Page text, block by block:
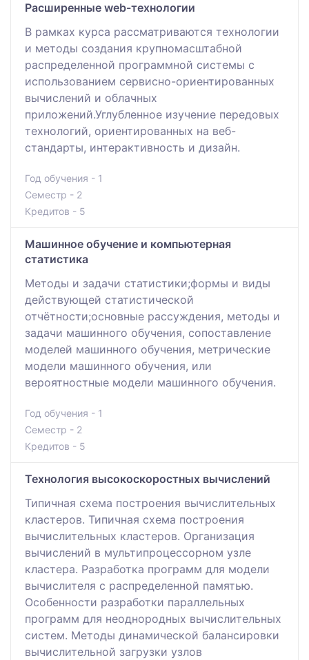
Расширенные web-технологии
В рамках курса рассматриваются технологии
и методы создания крупномасштабной
распределенной программной системы с
использованием сервисно-ориентированных
вычислений и облачных
приложений.Углубленное изучение передовых
технологий, ориентированных на веб-
стандарты, интерактивность и дизайн.
Год обучения - 1
Семестр - 2
Кредитов - 5
Машинное обучение и компьютерная
статистика
Методы и задачи статистики;формы и виды
действующей статистической
отчётности;основные рассуждения, методы и
задачи машинного обучения, сопоставление
моделей машинного обучения, метрические
модели машинного обучения, или
вероятностные модели машинного обучения.
Год обучения - 1
Семестр - 2
Кредитов - 5
Технология высокоскоростных вычислений
Типичная схема построения вычислительных
кластеров. Типичная схема построения
вычислительных кластеров. Организация
вычислений в мультипроцессорном узле
кластера. Разработка программ для модели
вычислителя с распределенной памятью.
Особенности разработки параллельных
программ для неоднородных вычислительных
систем. Методы динамической балансировки
вычислительной загрузки узлов